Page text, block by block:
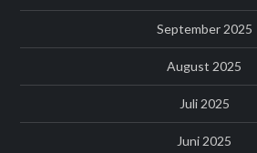
September 2025
August 2025
Juli 2025
Juni 2025